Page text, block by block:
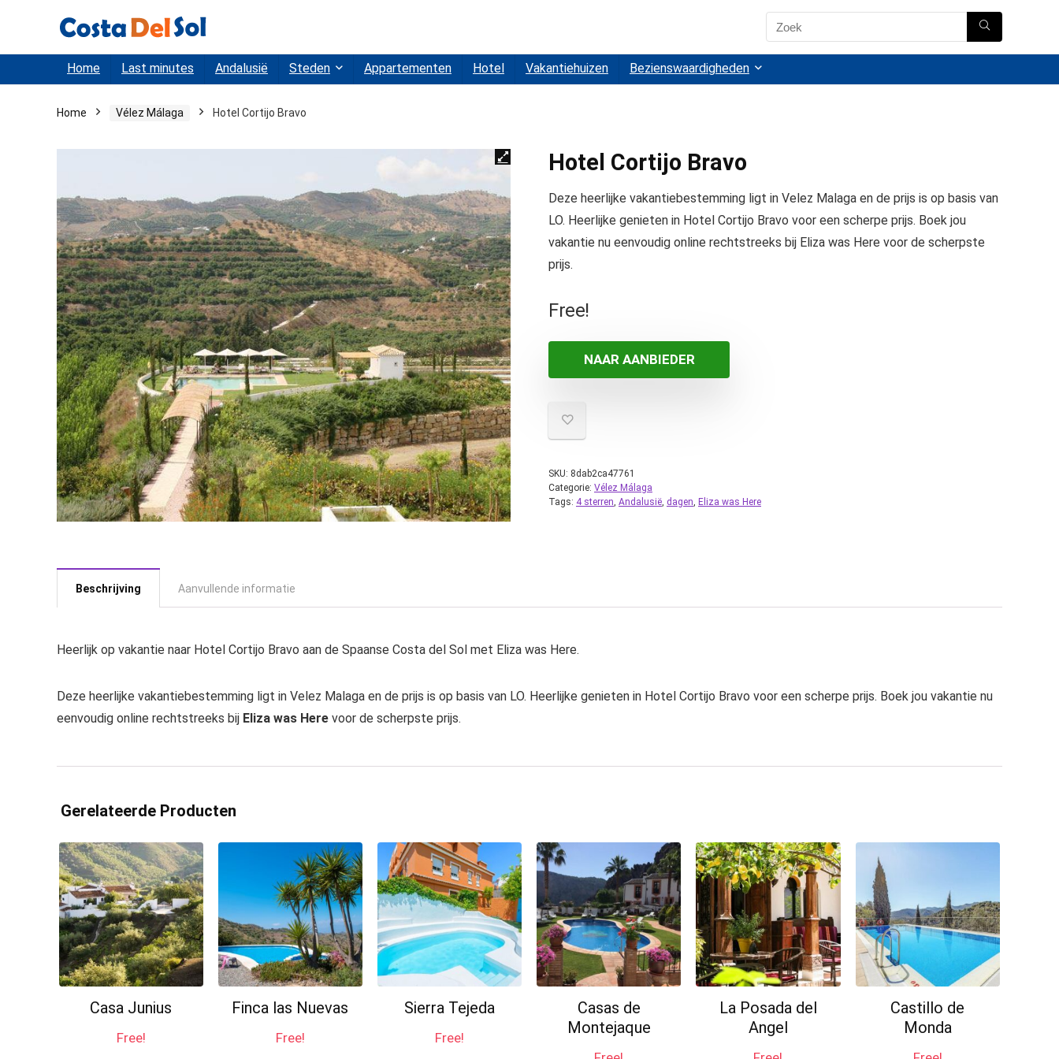
Home Last minutes Andalusië Steden Appartementen Hotel Vakantiehuizen Bezienswaardigheden
Home Vélez Málaga Hotel Cortijo Bravo
Hotel Cortijo Bravo
Deze heerlijke vakantiebestemming ligt in Velez Malaga en de prijs is op basis van
LO. Heerlijke genieten in Hotel Cortijo Bravo voor een scherpe prijs. Boek jou
vakantie nu eenvoudig online rechtstreeks bij Eliza was Here voor de scherpste
prijs.
Free!
NAAR AANBIEDER
SKU: 8dab2ca47761
Categorie: Vélez Málaga
Tags: 4 sterren, Andalusië, dagen, Eliza was Here
Beschrijving Aanvullende informatie
Heerlijk op vakantie naar Hotel Cortijo Bravo aan de Spaanse Costa del Sol met Eliza was Here.
Deze heerlijke vakantiebestemming ligt in Velez Malaga en de prijs is op basis van LO. Heerlijke genieten in Hotel Cortijo Bravo voor een scherpe prijs. Boek jou vakantie nu
eenvoudig online rechtstreeks bij Eliza was Here voor de scherpste prijs.
Gerelateerde Producten
Casa Junius
Free!
Finca las Nuevas
Free!
Sierra Tejeda
Free!
Casas de
Montejaque
La Posada del
Angel
Castillo de
Monda